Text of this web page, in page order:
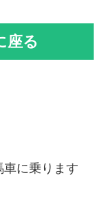
座る
に乗ります